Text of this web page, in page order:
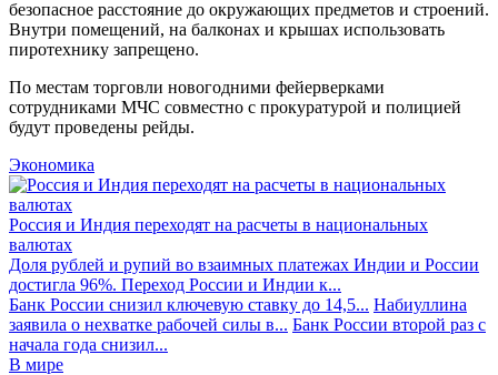
безопасное расстояние до окружающих предметов и строений.
Внутри помещений, на балконах и крышах использовать
пиротехнику запрещено.
По местам торговли новогодними фейерверками
сотрудниками МЧС совместно с прокуратурой и полицией
будут проведены рейды.
Экономика
Россия и Индия переходят на расчеты в национальных
валютах
Доля рублей и рупий во взаимных платежах Индии и России
достигла 96%. Переход России и Индии к...
Банк России снизил ключевую ставку до 14,5... Набиуллина
заявила о нехватке рабочей силы в... Банк России второй раз с
начала года снизил...
В мире